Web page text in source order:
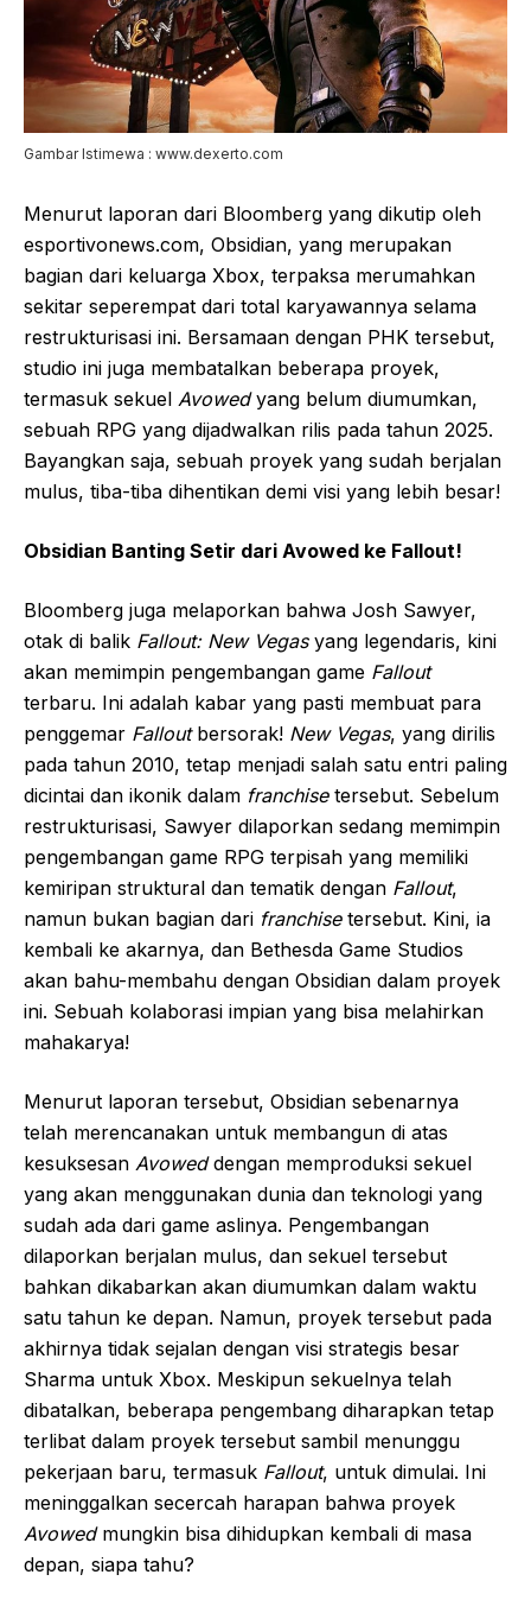
Gambar Istimewa : www.dexerto.com
Menurut laporan dari Bloomberg yang dikutip oleh
esportivonews.com, Obsidian, yang merupakan
bagian dari keluarga Xbox, terpaksa merumahkan
sekitar seperempat dari total karyawannya selama
restrukturisasi ini. Bersamaan dengan PHK tersebut,
studio ini juga membatalkan beberapa proyek,
termasuk sekuel Avowedyang belum diumumkan,
sebuah RPG yang dijadwalkan rilis pada tahun 2025.
Bayangkan saja, sebuah proyek yang sudah berjalan
mulus, tiba-tiba dihentikan demi visi yang lebih besar!
Obsidian Banting Setir dari Avowed ke Fallout!
Bloomberg juga melaporkan bahwa Josh Sawyer,
otak di balik Fallout: New Vegasyang legendaris, kini
akan memimpin pengembangan game Fallout
terbaru. Ini adalah kabar yang pasti membuat para
penggemar Falloutbersorak! New Vegas, yang dirilis
pada tahun 2010, tetap menjadi salah satu entri paling
dicintai dan ikonik dalam franchisetersebut. Sebelum
restrukturisasi, Sawyer dilaporkan sedang memimpin
pengembangan game RPG terpisah yang memiliki
kemiripan struktural dan tematik dengan Fallout,
namun bukan bagian dari franchisetersebut. Kini, ia
kembali ke akarnya, dan Bethesda Game Studios
akan bahu-membahu dengan Obsidian dalam proyek
ini. Sebuah kolaborasi impian yang bisa melahirkan
mahakarya!
Menurut laporan tersebut, Obsidian sebenarnya
telah merencanakan untuk membangun di atas
kesuksesan Avoweddengan memproduksi sekuel
yang akan menggunakan dunia dan teknologi yang
sudah ada dari game aslinya. Pengembangan
dilaporkan berjalan mulus, dan sekuel tersebut
bahkan dikabarkan akan diumumkan dalam waktu
satu tahun ke depan. Namun, proyek tersebut pada
akhirnya tidak sejalan dengan visi strategis besar
Sharma untuk Xbox. Meskipun sekuelnya telah
dibatalkan, beberapa pengembang diharapkan tetap
terlibat dalam proyek tersebut sambil menunggu
pekerjaan baru, termasuk Fallout, untuk dimulai. Ini
meninggalkan secercah harapan bahwa proyek
Avowedmungkin bisa dihidupkan kembali di masa
depan, siapa tahu?